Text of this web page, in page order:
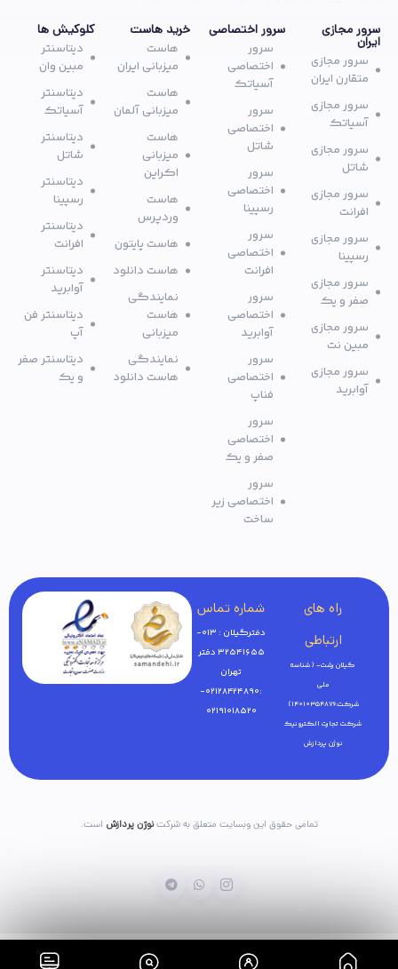
سرور مجازی
ایران
سرور مجازی
متقارن ایران
سرور مجازی
آسیاتک
سرور مجازی
شاتل
سرور مجازی
افرانت
سرور مجازی
رسپینا
سرور مجازی
صفر و یک
سرور مجازی
مبین نت
سرور مجازی
آوابرید
سرور اختصاصی
سرور
اختصاصی
آسیاتک
سرور
اختصاصی
شاتل
سرور
اختصاصی
رسپینا
سرور
اختصاصی
افرانت
سرور
اختصاصی
آوابرید
سرور
اختصاصی
فناپ
سرور
اختصاصی
صفر و یک
سرور
اختصاصی زیر
ساخت
خرید هاست
هاست
میزبانی ایران
هاست
میزبانی آلمان
هاست
میزبانی
اکراین
هاست
وردپرس
هاست پایتون
هاست دانلود
نمایندگی
هاست
میزبانی
نمایندگی
هاست دانلود
کلوکیش ها
دیتاسنتر
مبین وان
دیتاسنتر
آسیاتک
دیتاسنتر
شاتل
دیتاسنتر
رسپینا
دیتاسنتر
افرانت
دیتاسنتر
آوابرید
دیتاسنتر فن
آپ
دیتاسنتر صفر
و یک
راه های
ارتباطی
گیلان رشت- ( شناسه
ملی
شرکت:14010354876)
شرکت تجارت الکترونیک
نوژن پردازش
شماره تماس
دفترگیلان : 013-
32541655 دفتر
تهران
:02128424890-
02191018520
تمامی حقوق این وبسایت متعلق به شرکتنوژن پردازش است.